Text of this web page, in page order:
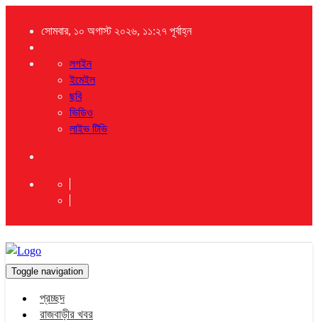
সোমবার, ১০ অগাস্ট ২০২৬, ১১:২৭ পূর্বাহ্ন
লগইন
ইমেইল
ছবি
ভিডিও
লাইভ টিভি
Toggle navigation
প্রচ্ছদ
রাজবাড়ীর খবর